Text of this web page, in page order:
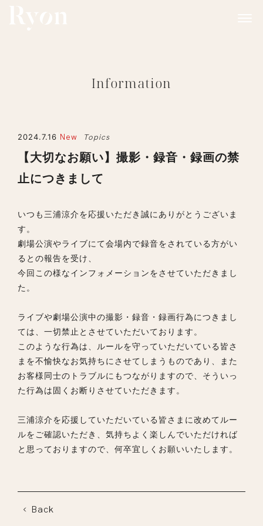
Information
2024.7.16 New Topics
【大切なお願い】撮影・録音・録画の禁
止につきまして
いつも三浦涼介を応援いただき誠にありがとうございま
す。
劇場公演やライブにて会場内で録音をされている方がい
るとの報告を受け、
今回この様なインフォメーションをさせていただきまし
た。
ライブや劇場公演中の撮影・録音・録画行為につきまし
ては、一切禁止とさせていただいております。
このような行為は、ルールを守っていただいている皆さ
まを不愉快なお気持ちにさせてしまうものであり、また
お客様同士のトラブルにもつながりますので、そういっ
た行為は固くお断りさせていただきます。
三浦涼介を応援していただいている皆さまに改めてルー
ルをご確認いただき、気持ちよく楽しんでいただければ
と思っておりますので、何卒宜しくお願いいたします。
Back